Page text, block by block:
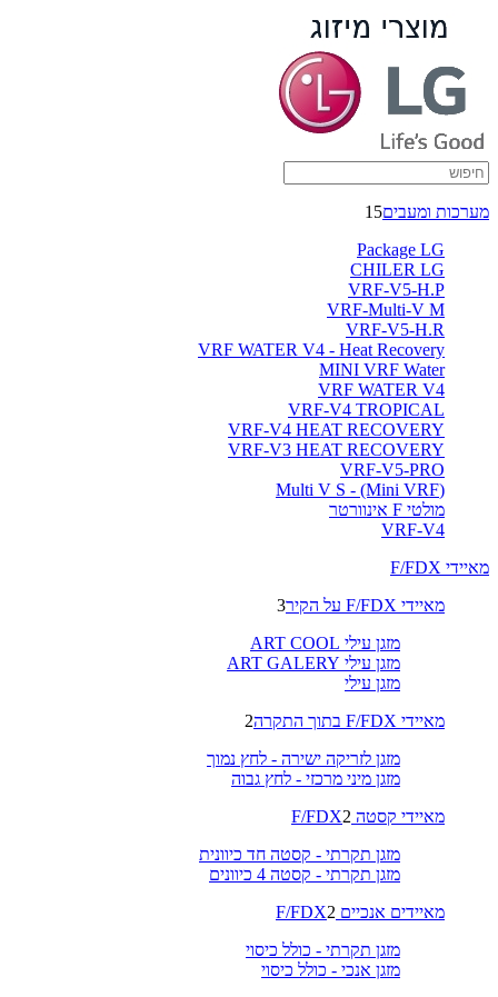
מערכות ומעבים15
Package LG
CHILER LG
VRF-V5-H.P
VRF-Multi-V M
VRF-V5-H.R
VRF WATER V4 - Heat Recovery
MINI VRF Water
VRF WATER V4
VRF-V4 TROPICAL
VRF-V4 HEAT RECOVERY
VRF-V3 HEAT RECOVERY
VRF-V5-PRO
(Multi V S - (Mini VRF
מולטי F אינוורטר
VRF-V4
מאיידי F/FDX
מאיידי F/FDX על הקיר
3
מזגן עילי ART COOL
מזגן עילי ART GALERY
מזגן עילי
מאיידי F/FDX בתוך התקרה
2
מזגן לזריקה ישירה - לחץ נמוך
מזגן מיני מרכזי - לחץ גבוה
מאיידי קסטה F/FDX 2
מזגן תקרתי - קסטה חד כיוונית
מזגן תקרתי - קסטה 4 כיוונים
מאיידים אנכיים F/FDX 2
מזגן תקרתי - כולל כיסוי
מזגן אנכי - כולל כיסוי